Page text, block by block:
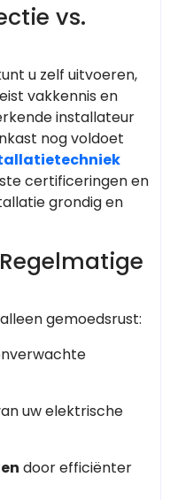
vs.
u zelf uitvoeren,
vakkennis en
installateur
nog voldoet
certificeringen en
grondig en
gemoedsrust:
uw elektrische
door efficiënter